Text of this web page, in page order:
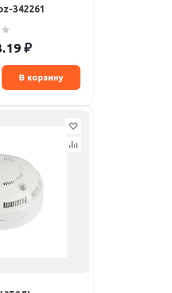
342261
₽
В корзину